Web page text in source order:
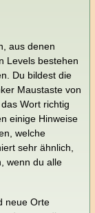
aus denen
Levels bestehen
Du bildest die
Maustaste von
Wort richtig
einige Hinweise
welche
sehr ähnlich,
wenn du alle
neue Orte